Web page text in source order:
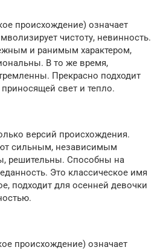
происхождение) означает
чистоту, невинность.
и ранимым характером,
В то же время,
Прекрасно подходит
свет и тепло.
версий происхождения.
сильным, независимым
решительны. Способны на
Это классическое имя
подходит для осенней девочки
происхождение) означает